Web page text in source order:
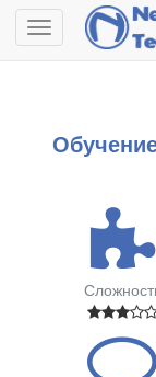
Toggle
navigation